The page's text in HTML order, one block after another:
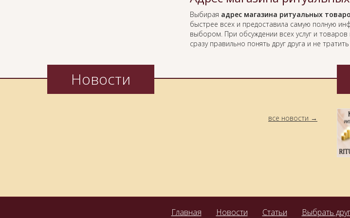
Выбирая адрес магазина ритуальных
быстрее всех и предоставила самую полную
выбором. При обсуждении всех услуг и
сразу правильно понять друг друга и не
Новости
все новости
Главная Новости Статьи Выбрать